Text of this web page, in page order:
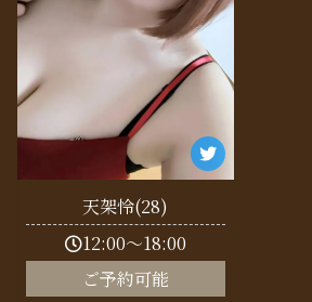
天架怜(28)
12:00～18:00
ご予約可能